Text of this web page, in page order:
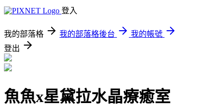
登入
我的部落格 我的部落格後台
我的帳號
登出
魚魚x星黛拉水晶療癒室